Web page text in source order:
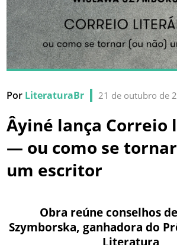
Por LiteraturaBr 21 de outubro de
Âyiné lança
— ou como se
um escritor
Obra reúne conselhos
Szymborska, ganhadora do
Literatura,